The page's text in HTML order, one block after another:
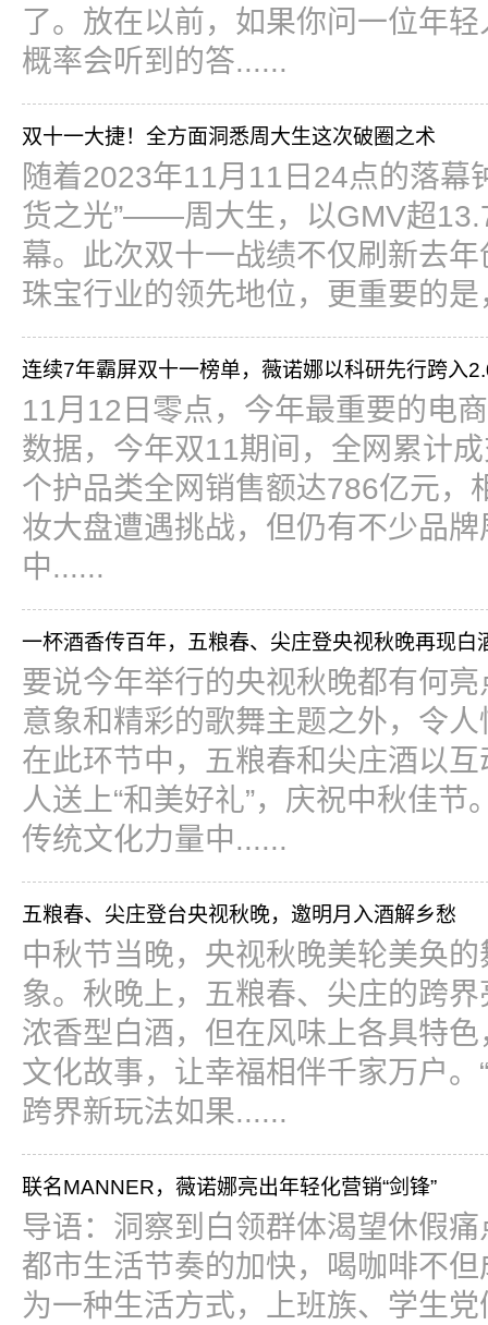
了。放在以前，如果你问一位年
概率会听到的答......
双十一大捷！全方面洞悉周大生这次破圈之术
随着2023年11月11日24点的落幕
货之光”——周大生，以GMV超
幕。此次双十一战绩不仅刷新去
珠宝行业的领先地位，更重要的
连续7年霸屏双十一榜单，薇诺娜以科研先行跨入
11月12日零点，今年最重要的电
数据，今年双11期间，全网累计
个护品类全网销售额达786亿元，
妆大盘遭遇挑战，但仍有不少品
中......
一杯酒香传百年，五粮春、尖庄登央视秋晚再现白
要说今年举行的央视秋晚都有何
意象和精彩的歌舞主题之外，令
在此环节中，五粮春和尖庄酒以
人送上“和美好礼”，庆祝中秋佳
传统文化力量中......
五粮春、尖庄登台央视秋晚，邀明月入酒解乡愁
中秋节当晚，央视秋晚美轮美奂
象。秋晚上，五粮春、尖庄的跨
浓香型白酒，但在风味上各具特
文化故事，让幸福相伴千家万户。
跨界新玩法如果......
联名MANNER，薇诺娜亮出年轻化营销“剑锋”
导语：洞察到白领群体渴望休假
都市生活节奏的加快，喝咖啡不但
为一种生活方式，上班族、学生